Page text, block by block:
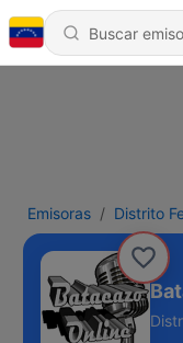
Emisoras Distrito